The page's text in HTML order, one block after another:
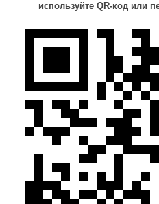
используйте QR-код или